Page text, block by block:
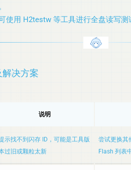
使用 H2testw 等工具进行全盘读写测
解决方案
说明
示找不到闪存 ID，可能是工具版
过旧或颗粒太新
尝试更换其
Flash 列表